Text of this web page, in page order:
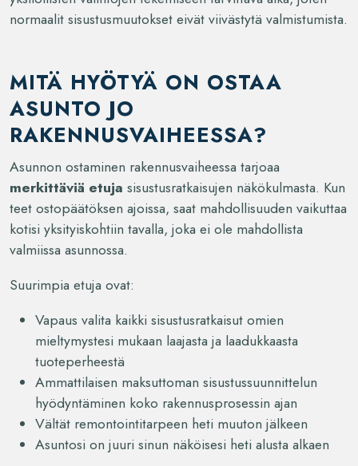
normaalit sisustusmuutokset eivät viivästytä valmistumista.
MITÄ HYÖTYÄ ON OSTAA
ASUNTO JO
RAKENNUSVAIHEESSA?
Asunnon ostaminen rakennusvaiheessa tarjoaa
merkittäviä etuja sisustusratkaisujen näkökulmasta. Kun
teet ostopäätöksen ajoissa, saat mahdollisuuden vaikuttaa
kotisi yksityiskohtiin tavalla, joka ei ole mahdollista
valmiissa asunnossa.
Suurimpia etuja ovat:
Vapaus valita kaikki sisustusratkaisut omien
mieltymystesi mukaan laajasta ja laadukkaasta
tuoteperheestä
Ammattilaisen maksuttoman sisustussuunnittelun
hyödyntäminen koko rakennusprosessin ajan
Vältät remontointitarpeen heti muuton jälkeen
Asuntosi on juuri sinun näköisesi heti alusta alkaen